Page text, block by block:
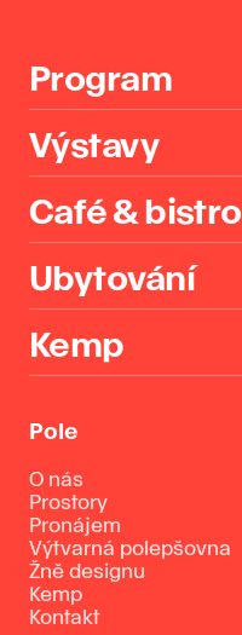
Program
Výstavy
Café & bistro
Ubytování
Kemp
Pole
O nás
Prostory
Pronájem
Výtvarná polepšovna
Žně designu
Kemp
Kontakt